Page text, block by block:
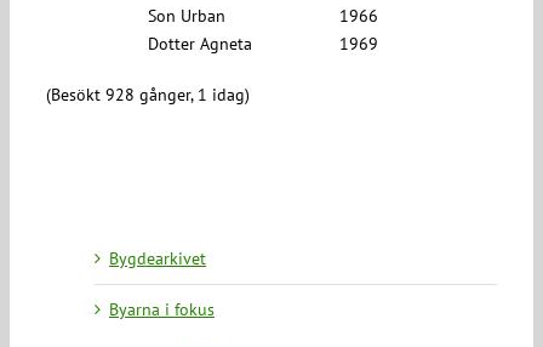
Son Urban
1966
Dotter Agneta
1969
(Besökt 928 gånger, 1 idag)
Bygdearkivet
Byarna i fokus